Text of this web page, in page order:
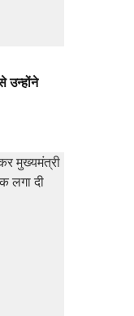
उन्होंने